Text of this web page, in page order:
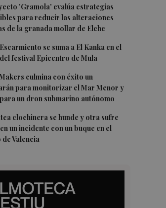
'Gramola' evalúa estrategias
para reducir las alteraciones
de la granada mollar de Elche
se suma a El Kanka en el
festival Epicentro de Mula
culmina con éxito un
para monitorizar el Mar Menor y
un dron submarino autónomo
clochinera se hunde y otra sufre
un incidente con un buque en el
Valencia